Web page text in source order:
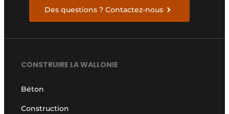
Des questions ? Contactez-nous
CONSTRUIRE LA WALLONIE
Béton
Construction